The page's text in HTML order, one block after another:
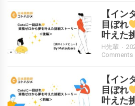
【イ
目ぼれ
叶えた
H先輩
Comments
【イ
目ぼれ
叶えた